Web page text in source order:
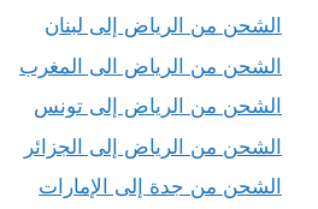
الشحن من الرياض إلى لبنان
الشحن من الرياض الى المغرب
الشحن من الرياض إلى تونس
الشحن من الرياض إلى الجزائر
الشحن من جدة إلى الإمارات